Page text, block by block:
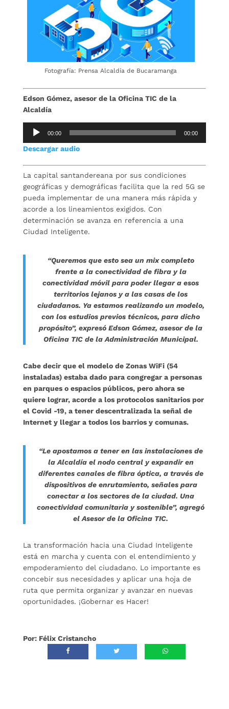
Fotografía: Prensa Alcaldía de Bucaramanga
Edson Gómez, asesor de la Oficina TIC de la
Alcaldía
Reproductor
audio
00:00 00:00
Descargar audio
La capital santandereana por sus condiciones
geográficas y demográficas facilita que la red 5G se
pueda implementar de una manera más rápida y
acorde a los lineamientos exigidos. Con
determinación se avanza en referencia a una
Ciudad Inteligente.
“Queremos que esto sea un mix completo
frente a la conectividad de fibra y la
conectividad móvil para poder llegar a esos
territorios lejanos y a las casas de los
ciudadanos. Ya estamos realizando un modelo,
con los estudios previos técnicos, para dicho
propósito”, expresóEdson Gómez, asesor de la
Oficina TIC de la Administración Municipal.
Cabe decir que el modelo de Zonas WiFi (54
instaladas) estaba dado para congregar a personas
en parques o espacios públicos, pero ahora se
quiere lograr, acorde a los protocolos sanitarios por
el Covid -19, a tener descentralizada la señal de
Internet y llegar a todos los barrios y comunas.
“Le apostamos a tener en las instalaciones de
la Alcaldía el nodo central y expandir en
diferentes canales de fibra óptica, a través de
dispositivos de enrutamiento, señales para
conectar a los sectores de la ciudad. Una
conectividad comunitaria y sostenible”, agregó
el Asesor de la Oficina TIC.
La transformación hacia una Ciudad Inteligente
está en marcha y cuenta con el entendimiento y
empoderamiento del ciudadano. Lo importante es
concebir sus necesidades y aplicar una hoja de
ruta que permita organizar y avanzar en nuevas
oportunidades. ¡Gobernar es Hacer!
Por: Félix Cristancho